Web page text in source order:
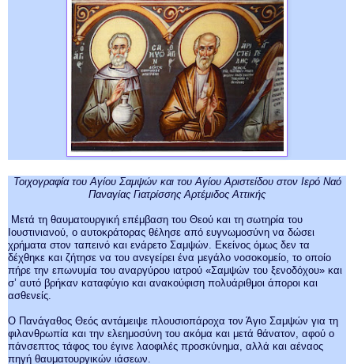
Τοιχογραφία του Αγίου Σαμψών και του Αγίου Αριστείδου στον Ιερό Ναό
Παναγίας Γιατρίσσης Αρτέμιδος Αττικής
Μετά τη θαυματουργική επέμβαση του Θεού και τη σωτηρία του
Ιουστινιανού, ο αυτοκράτορας θέλησε από ευγνωμοσύνη να δώσει
χρήματα στον ταπεινό και ενάρετο Σαμψών. Εκείνος όμως δεν τα
δέχθηκε και ζήτησε να του ανεγείρει ένα μεγάλο νοσοκομείο, το οποίο
πήρε την επωνυμία του αναργύρου ιατρού «Σαμψών του ξενοδόχου» και
σ’ αυτό βρήκαν καταφύγιο και ανακούφιση πολυάριθμοι άποροι και
ασθενείς.
Ο Πανάγαθος Θεός αντάμειψε πλουσιοπάροχα τον Άγιο Σαμψών για τη
φιλανθρωπία και την ελεημοσύνη του ακόμα και μετά θάνατον, αφού ο
πάνσεπτος τάφος του έγινε λαοφιλές προσκύνημα, αλλά και αέναος
πηγή θαυματουργικών ιάσεων.